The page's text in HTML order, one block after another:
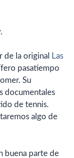
de la original
Las
pasatiempo
Su
documentales
de tennis.
algo de
buena parte de